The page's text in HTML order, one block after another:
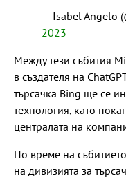
— Isabel Angelo
2023
Между тези събития
в създателя на
търсачка Bing ще се
технология, като
централата на
По време на
на дивизията за